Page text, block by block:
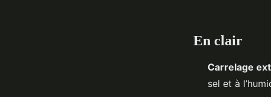
En clair
Carrelage
sel et à